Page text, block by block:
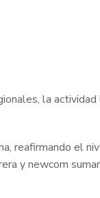
la
reafirmando el
y newcom